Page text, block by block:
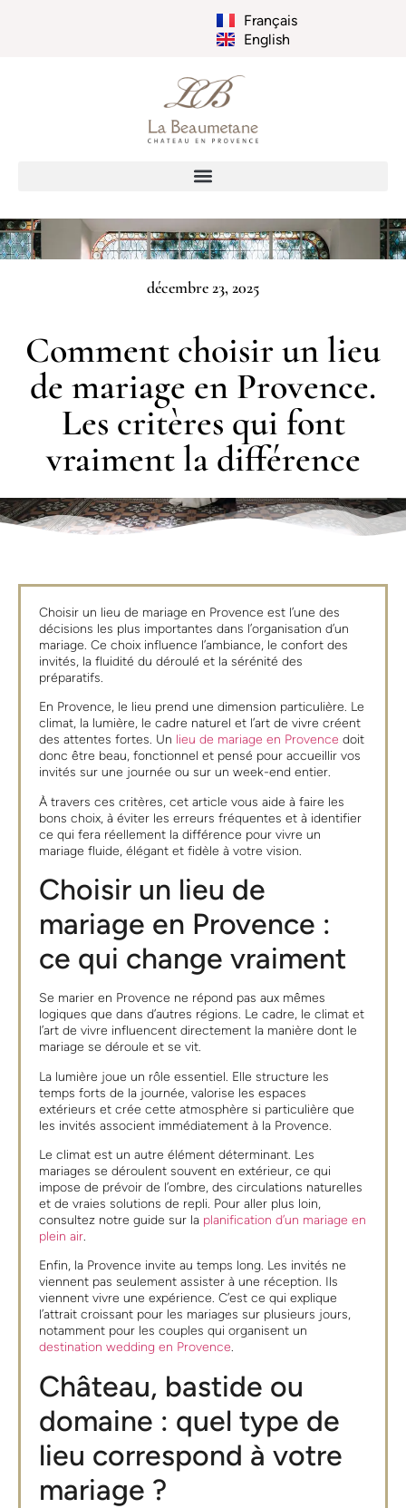
Français
English
décembre 23, 2025
Comment choisir un lieu
de mariage en Provence.
Les critères qui font
vraiment la différence
Choisir un lieu de mariage en Provence est l’une des
décisions les plus importantes dans l’organisation d’un
mariage. Ce choix influence l’ambiance, le confort des
invités, la fluidité du déroulé et la sérénité des
préparatifs.
En Provence, le lieu prend une dimension particulière. Le
climat, la lumière, le cadre naturel et l’art de vivre créent
des attentes fortes. Un lieu de mariage en Provence doit
donc être beau, fonctionnel et pensé pour accueillir vos
invités sur une journée ou sur un week-end entier.
À travers ces critères, cet article vous aide à faire les
bons choix, à éviter les erreurs fréquentes et à identifier
ce qui fera réellement la différence pour vivre un
mariage fluide, élégant et fidèle à votre vision.
Choisir un lieu de
mariage en Provence :
ce qui change vraiment
Se marier en Provence ne répond pas aux mêmes
logiques que dans d’autres régions. Le cadre, le climat et
l’art de vivre influencent directement la manière dont le
mariage se déroule et se vit.
La lumière joue un rôle essentiel. Elle structure les
temps forts de la journée, valorise les espaces
extérieurs et crée cette atmosphère si particulière que
les invités associent immédiatement à la Provence.
Le climat est un autre élément déterminant. Les
mariages se déroulent souvent en extérieur, ce qui
impose de prévoir de l’ombre, des circulations naturelles
et de vraies solutions de repli. Pour aller plus loin,
consultez notre guide sur la planification d’un mariage en
plein air.
Enfin, la Provence invite au temps long. Les invités ne
viennent pas seulement assister à une réception. Ils
viennent vivre une expérience. C’est ce qui explique
l’attrait croissant pour les mariages sur plusieurs jours,
notamment pour les couples qui organisent un
destination wedding en Provence.
Château, bastide ou
domaine : quel type de
lieu correspond à votre
mariage ?